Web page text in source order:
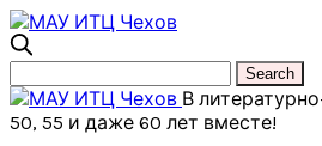
В
50, 55 и даже 60 лет вместе!